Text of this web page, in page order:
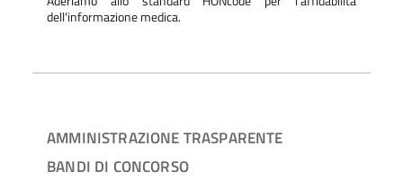
dell'informazione medica.
AMMINISTRAZIONE TRASPARENTE
BANDI DI CONCORSO